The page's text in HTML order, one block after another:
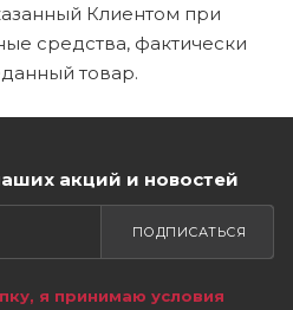
Клиентом при
средства, фактически
товар.
акций и новостей
ПОДПИСАТЬСЯ
я принимаю условия